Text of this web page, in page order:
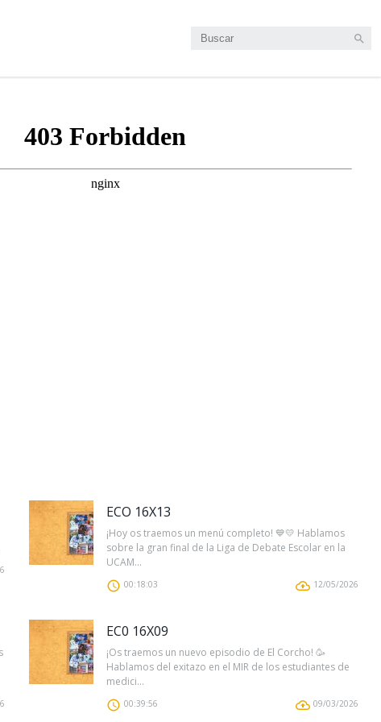
ECO 16X13
¡Hoy os traemos un menú completo! 💙💛 Hablamos
sobre la gran final de la Liga de Debate Escolar en la
UCAM...
00:18:03 12/05/2026
EC0 16X09
¡Os traemos un nuevo episodio de El Corcho! 🥳
Hablamos del exitazo en el MIR de los estudiantes de
medici...
00:39:56 09/03/2026